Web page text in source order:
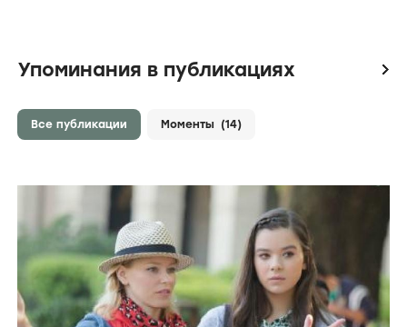
Упоминания в публикациях icon
Все публикации Моменты (14)